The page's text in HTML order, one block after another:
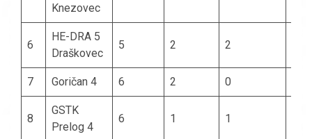
Knezovec
6
HE-DRA 5
Draškovec
5 2 2
7 Goričan 4 6 2 0
8
GSTK
Prelog 4
6 1 1